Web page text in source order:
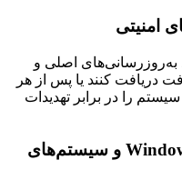
به‌روزرسانی‌های اصلی و
دریافت کنند یا پس از هر
را در برابر تهدیدات
۲.۳. غیرفعال بودن Windows Defender و سیستم‌های